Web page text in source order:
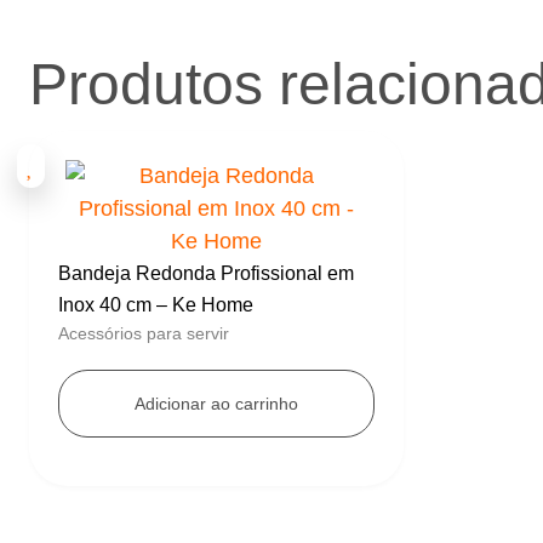
Produtos
Bandeja Redonda Profissional em
Inox 40 cm – Ke Home
Acessórios para servir
Adicionar ao carrinho